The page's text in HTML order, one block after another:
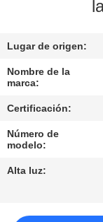
DE
CALIDAD
EN
Lugar de origen:
Nombre de la
marca:
Certificación:
Número de
modelo:
Alta luz: